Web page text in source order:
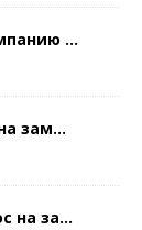
...
зам...
на за...